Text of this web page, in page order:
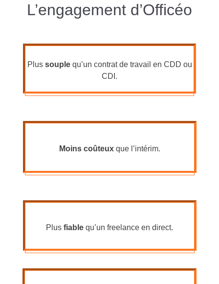
L’engagement d’Officéo
Plus souple qu’un contrat de travail en CDD ou
CDI.
Moins coûteuxque l’intérim.
Plus fiable qu’un freelance en direct.